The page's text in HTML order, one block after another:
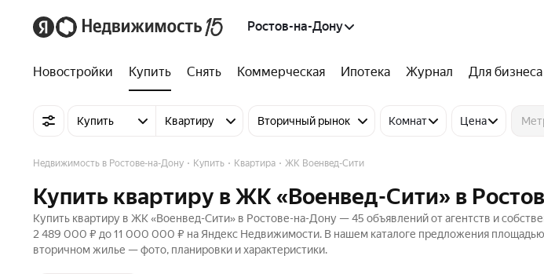
Ростов-на-Дону
Новостройки Купить Снять Коммерческая Ипотека Журнал Для бизнеса
Купить Квартиру Вторичный рынок Комнат Цена
Недвижимость в Ростове-на-Дону Купить Квартира ЖК Военвед-Сити
Купить квартиру в ЖК «Военвед-Сити» в
Купить квартиру в ЖК «Военвед-Сити» в Ростове-на-Дону — 45 объявлений от агентств и
2 489 000 ₽ до 11 000 000 ₽ на Яндекс Недвижимости. В нашем каталоге предложения площадью
вторичном жилье — фото, планировки и характеристики.